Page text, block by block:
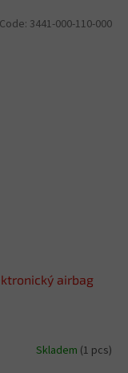
airbag
Skladem (1 pcs)
Code: 3441-000-110-000